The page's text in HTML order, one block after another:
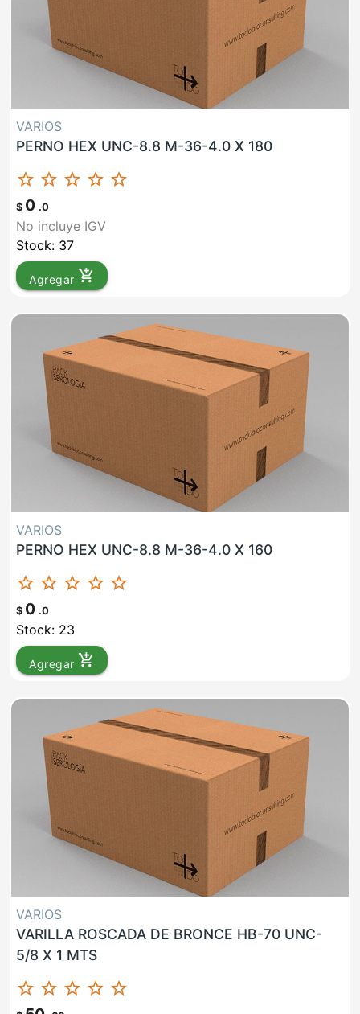
VARIOS
PERNO HEX UNC-8.8 M-36-4.0 X 180
star_border star_border star_border star_border star_border
$ 0 .0
No incluye IGV
Stock: 37
Agregar add_shopping_cart
VARIOS
PERNO HEX UNC-8.8 M-36-4.0 X 160
star_border star_border star_border star_border star_border
$ 0 .0
Stock: 23
Agregar add_shopping_cart
VARIOS
VARILLA ROSCADA DE BRONCE HB-70 UNC-
5/8 X 1 MTS
star_border star_border star_border star_border star_border